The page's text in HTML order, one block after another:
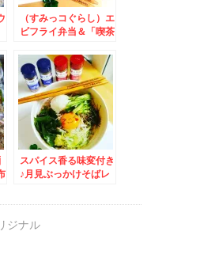
（すみっコぐらし）エ
ビフライ弁当＆「喫茶
りトーストモーニン
グ」(*´艸`*)
スパイス香る味変付き
♪月見ぶっかけそばレ
ジナル